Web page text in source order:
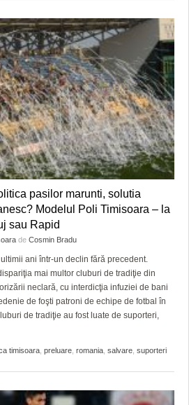
pasilor marunti, solutia
Modelul Poli Timisoara – la
sau Rapid
de Cosmin Bradu
ani într-un declin fără precedent.
mai multor cluburi de tradiţie din
neclară, cu interdicţia infuziei de bani
de foşti patroni de echipe de fotbal în
de tradiţie au fost luate de suporteri,
timisoara preluare romania salvare suporteri